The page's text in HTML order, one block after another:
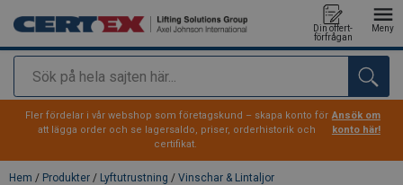
Sök
Din offert-
förfrågan
Meny
tillagd i varukorg
Fler fördelar i vår webshop som företagskund – skapa konto för
att lägga order och se lagersaldo, priser, orderhistorik och
certifikat.
Ansök om
konto här!
Hem / Produkter / Lyftutrustning / Vinschar & Lintaljor